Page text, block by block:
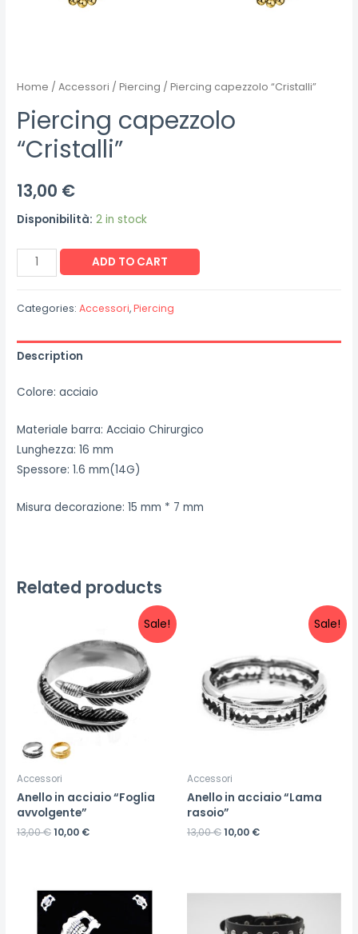
Home /Accessori /Piercing / Piercing capezzolo “Cristalli”
Piercing capezzolo
“Cristalli”
13,00 €
Disponibilità: 2 in stock
Piercing
capezzolo
quantity
ADD TO CART
Categories:Accessori,Piercing
Description
Colore: acciaio
Materiale barra: Acciaio Chirurgico
Lunghezza: 16 mm
Spessore: 1.6 mm(14G)
Misura decorazione: 15 mm * 7 mm
Related products
Sale!
Accessori
Anello in acciaio “Foglia
avvolgente”
13,00€10,00 €
Sale!
Accessori
Anello in acciaio “Lama
rasoio”
13,00€10,00 €